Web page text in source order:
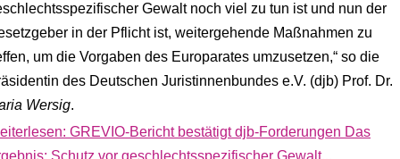
Gewalt noch viel zu tun ist und nun der
in der Pflicht ist, weitergehende Maßnahmen zu
um die Vorgaben des Europarates umzusetzen,“ so die
des Deutschen Juristinnenbundes e.V. (djb) Prof. Dr.
Wersig.
GREVIO-Bericht bestätigt djb-Forderungen Das
Schutz vor geschlechtsspezifischer Gewalt...